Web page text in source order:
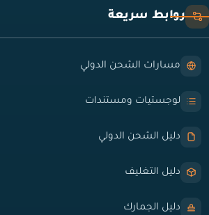
روابط سريعة
مسارات الشحن الدولي
لوجستيات ومستندات
دليل الشحن الدولي
دليل التغليف
دليل الجمارك